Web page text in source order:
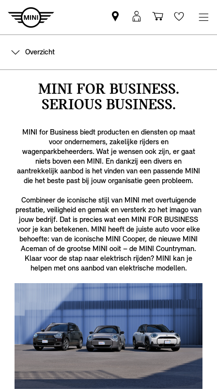
Vind
een
MyMini
login
Wishlist
Overzicht
MINI FOR BUSINESS.
SERIOUS BUSINESS.
MINI for Business biedt producten en diensten op maat
voor ondernemers, zakelijke rijders en
wagenparkbeheerders. Wat je wensen ook zijn, er gaat
niets boven een MINI. En dankzij een divers en
aantrekkelijk aanbod is het vinden van een passende MINI
die het beste past bij jouw organisatie geen probleem.
Combineer de iconische stijl van MINI met overtuigende
prestatie, veiligheid en gemak en versterk zo het imago van
jouw bedrijf. Dat is precies wat een MINI FOR BUSINESS
voor je kan betekenen. MINI heeft de juiste auto voor elke
behoefte: van de iconische MINI Cooper, de nieuwe MINI
Aceman of de grootse MINI ooit – de MINI Countryman.
Klaar voor de stap naar elektrisch rijden? MINI kan je
helpen met ons aanbod van elektrische modellen.